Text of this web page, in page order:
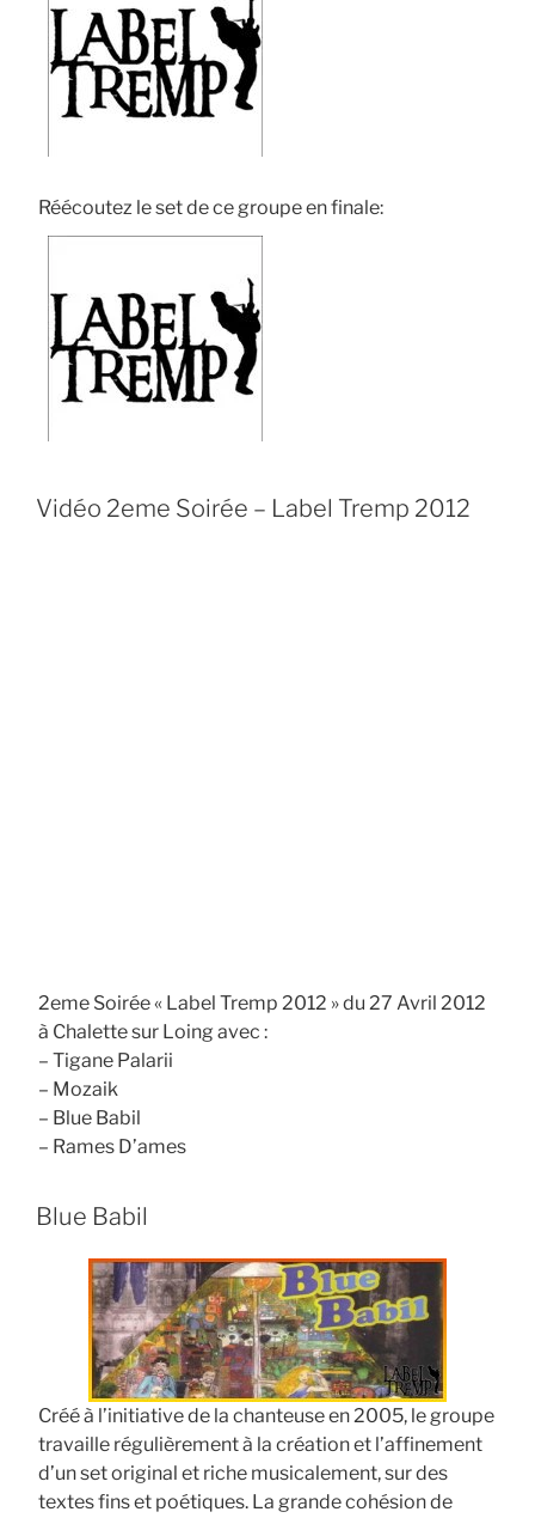
Réécoutez le set de ce groupe en finale:
Vidéo 2eme Soirée – Label Tremp 2012
2eme Soirée « Label Tremp 2012 » du 27 Avril 2012
à Chalette sur Loing avec :
– Tigane Palarii
– Mozaik
– Blue Babil
– Rames D’ames
Blue Babil
Créé à l’initiative de la chanteuse en 2005, le groupe
travaille régulièrement à la création et l’affinement
d’un set original et riche musicalement, sur des
textes fins et poétiques. La grande cohésion de